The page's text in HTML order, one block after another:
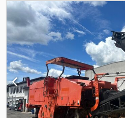
PS • Prevádzková hmotnosť: 10 500
hmotnosť: 11 450 kg • Prepravné
• Pracovná šírka: 3,40 m •
plus (2x senzor + kompletná sada) •
označenie Chýba ERGO ovládací
na zmeny a omyly.